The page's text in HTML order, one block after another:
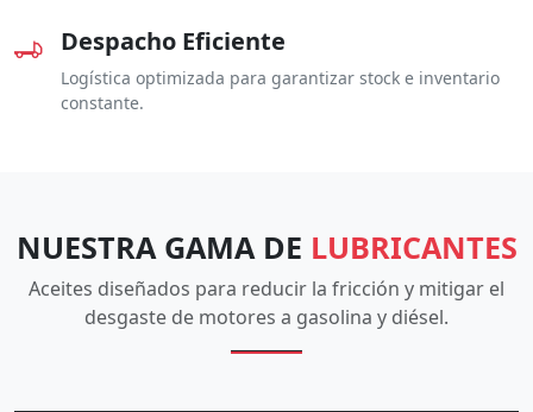
Despacho Eficiente
Logística optimizada para garantizar stock e inventario
constante.
NUESTRA GAMA DE LUBRICANTES
Aceites diseñados para reducir la fricción y mitigar el
desgaste de motores a gasolina y diésel.